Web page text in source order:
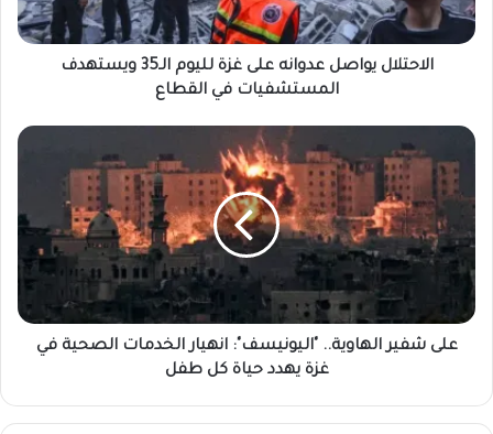
الاحتلال يواصل عدوانه على غزة لليوم الـ35 ويستهدف
المستشفيات في القطاع
على شفير الهاوية.. "اليونيسف": انهيار الخدمات الصحية في
غزة يهدد حياة كل طفل